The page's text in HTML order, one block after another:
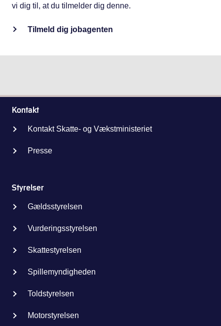
vi dig til, at du tilmelder dig denne.
Tilmeld dig jobagenten
Kontakt
Kontakt Skatte- og Vækstministeriet
Presse
Styrelser
Gældsstyrelsen
Vurderingsstyrelsen
Skattestyrelsen
Spillemyndigheden
Toldstyrelsen
Motorstyrelsen